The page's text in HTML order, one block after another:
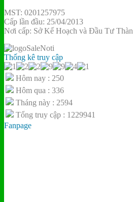
MST: 0201257975
Cấp lần đầu: 25/04/2013
Nơi cấp: Sở Kế Hoạch và Đầu Tư
Thống kê truy cập
Hôm nay : 250
Hôm qua : 336
Tháng này : 2594
Tổng truy cập : 1229941
Fanpage